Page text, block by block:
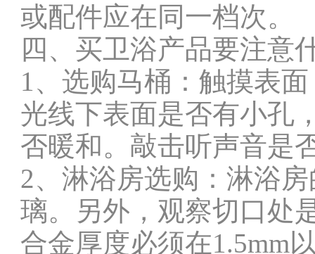
或配件应在同一档次。
四、买卫浴产品要注意
1、选购马桶：触摸表
光线下表面是否有小孔
否暖和。敲击听声音是
2、淋浴房选购：淋浴
璃。另外，观察切口处
合金厚度必须在1.5mm